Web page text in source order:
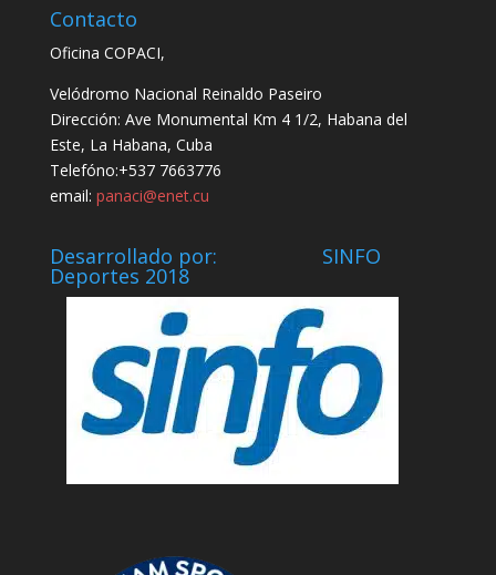
Contacto
Oficina COPACI,
Velódromo Nacional Reinaldo Paseiro
Dirección: Ave Monumental Km 4 1/2, Habana del
Este, La Habana, Cuba
Telefóno:+537 7663776
email: panaci@enet.cu
Desarrollado por: SINFO
Deportes 2018